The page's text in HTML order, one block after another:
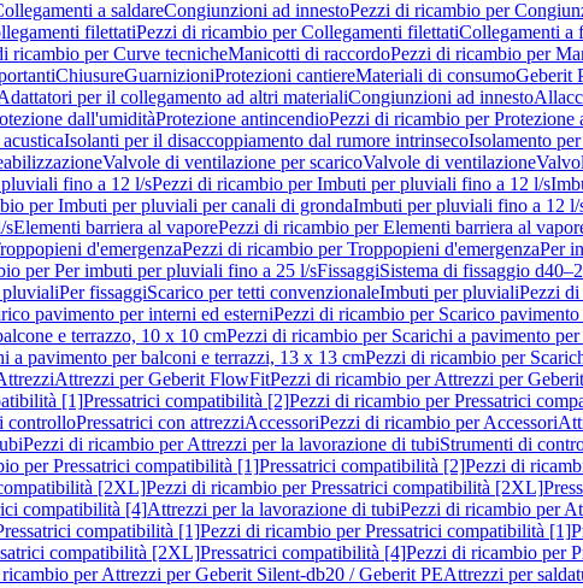
a saldareCongiunzioni ad innestoPezzi di ricambio per
filettatiPezzi di ricambio per Collegamenti filettatiCollegamenti a
ricambio per Curve tecnicheManicotti di raccordoPezzi di ricambio per
ChiusureGuarnizioniProtezioni cantiereMateriali di consumoGeberit
per il collegamento ad altri materialiCongiunzioni ad innesto
dall'umiditàProtezione antincendioPezzi di ricambio per Protezione
Isolanti per il disaccoppiamento dal rumore intrinsecoIsolamento
Valvole di ventilazione per scaricoValvole di ventilazione
fino a 12 l/sPezzi di ricambio per Imbuti per pluviali fino a 12 l/s
per Imbuti per pluviali per canali di grondaImbuti per pluviali fino a 12 l/
sElementi barriera al vaporePezzi di ricambio per Elementi barriera al
d'emergenzaPezzi di ricambio per Troppopieni d'emergenzaPer
per Per imbuti per pluviali fino a 25 l/sFissaggiSistema di fissaggio
pluvialiPer fissaggiScarico per tetti convenzionaleImbuti per pluvialiPezzi
pavimento per interni ed esterniPezzi di ricambio per Scarico
e terrazzo, 10 x 10 cmPezzi di ricambio per Scarichi a pavimento
a pavimento per balconi e terrazzi, 13 x 13 cmPezzi di ricambio per
Attrezzi per Geberit FlowFitPezzi di ricambio per Attrezzi per
[1]Pressatrici compatibilità [2]Pezzi di ricambio per Pressatrici
controlloPressatrici con attrezziAccessoriPezzi di ricambio per Accessori
Pezzi di ricambio per Attrezzi per la lavorazione di tubiStrumenti di
per Pressatrici compatibilità [1]Pressatrici compatibilità [2]Pezzi di
[2XL]Pezzi di ricambio per Pressatrici compatibilità [2XL]
compatibilità [4]Attrezzi per la lavorazione di tubiPezzi di ricambio per
compatibilità [1]Pezzi di ricambio per Pressatrici compatibilità [1]
compatibilità [2XL]Pressatrici compatibilità [4]Pezzi di ricambio per
per Attrezzi per Geberit Silent-db20 / Geberit PEAttrezzi per